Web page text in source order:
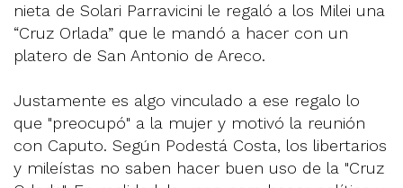
nieta de Solari Parravicini le regaló a los Milei una
“Cruz Orlada” que le mandó a hacer con un
platero de San Antonio de Areco.
Justamente es algo vinculado a ese regalo lo
que "preocupó" a la mujer y motivó la reunión
con Caputo. Según Podestá Costa, los libertarios
y mileístas no saben hacer buen uso de la "Cruz